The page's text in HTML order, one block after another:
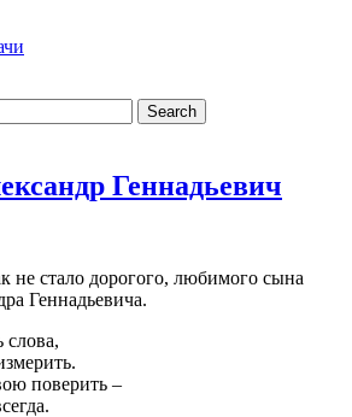
Геннадьевич
не стало дорогого, любимого сына
Геннадьевича.
слова,
поверить –